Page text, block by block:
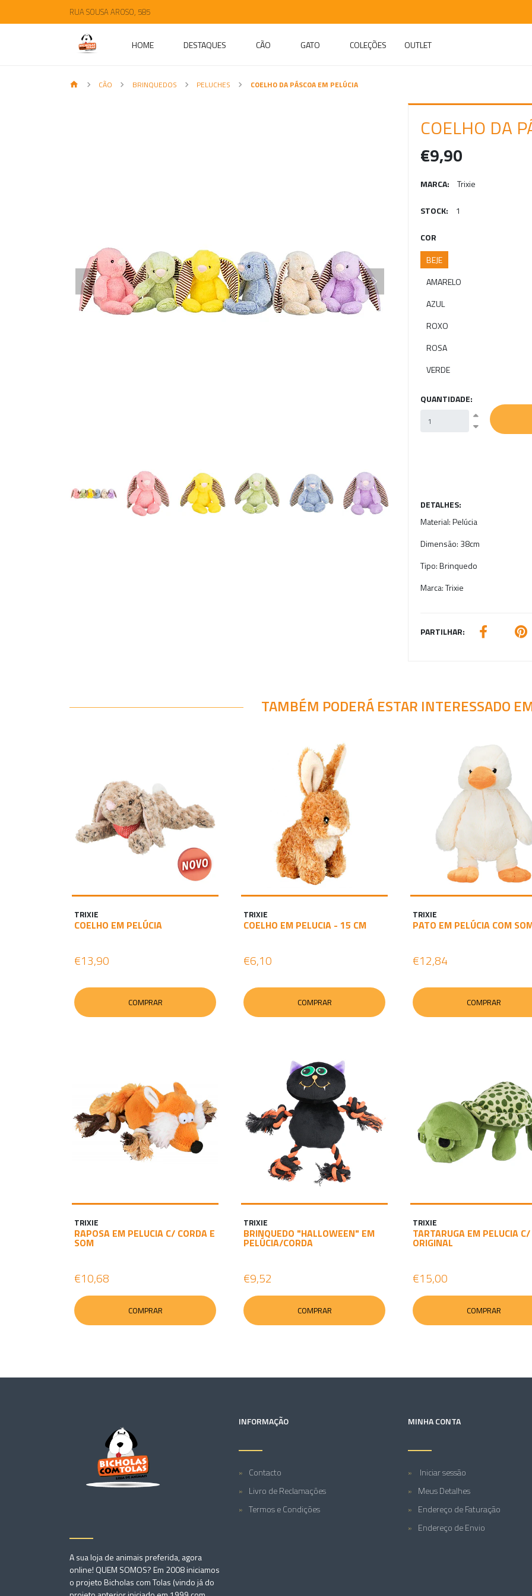
RUA SOUSA AROSO, 585
HOME DESTAQUES CÃO GATO COLEÇÕES OUTLET
CÃO BRINQUEDOS PELUCHES COELHO DA PÁSCOA EM PELÚCIA
COELHO DA
€9,90
MARCA: Trixie
STOCK: 1
COR
BEJE
AMARELO
AZUL
ROXO
ROSA
VERDE
QUANTIDADE:
DETALHES:
Material:Pelúcia
Dimensão: 38cm
Tipo:Brinquedo
Marca:Trixie
PARTILHAR:
TAMBÉM PODERÁ ESTAR INTERESSADO
TRIXIE
COELHO EM PELÚCIA
€13,90
COMPRAR
TRIXIE
COELHO EM PELUCIA - 15 CM
€6,10
COMPRAR
TRIXIE
PATO EM PELÚCIA COM
€12,84
COMPRAR
TRIXIE
RAPOSA EM PELUCIA C/ CORDA E
SOM
€10,68
COMPRAR
TRIXIE
BRINQUEDO "HALLOWEEN" EM
PELÚCIA/CORDA
€9,52
COMPRAR
TRIXIE
TARTARUGA EM PELUCIA
ORIGINAL
€15,00
COMPRAR
A sua loja de animais preferida, agora
online! QUEM SOMOS? Em 2008 iniciamos
o projeto Bicholas com Tolas (vindo já do
INFORMAÇÃO
Contacto
Livro de Reclamações
Termos e Condições
MINHA CONTA
Iniciar sessão
Meus Detalhes
Endereço de Faturação
Endereço de Envio